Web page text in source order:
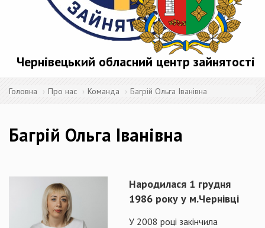
Чернівецький обласний центр зайнятості
Головна Про нас Команда Багрій Ольга Іванівна
Багрій Ольга Іванівна
Народилася 1 грудня
1986 року у м.Чернівці
У 2008 році закінчила